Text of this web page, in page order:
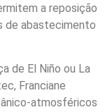
a reposição
de abastecimento
de El Niño ou La
Franciane
atmosféricos